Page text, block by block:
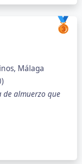
🥉
Málaga
de almuerzo que